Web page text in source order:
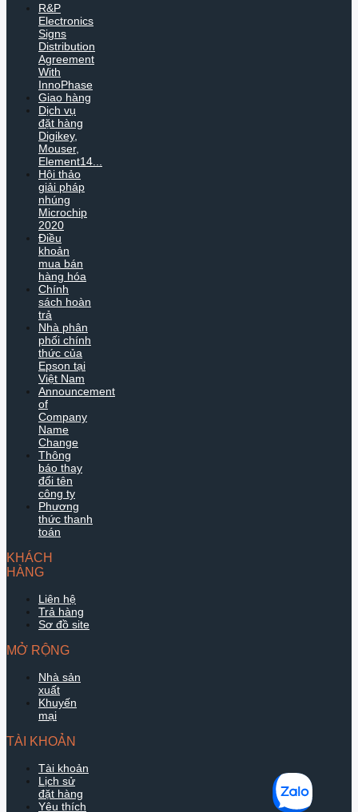
R&P
Electronics
Signs
Distribution
Agreement
With
InnoPhase
Giao hàng
Dịch vụ
đặt hàng
Digikey,
Mouser,
Element14...
Hội thảo
giải pháp
nhúng
Microchip
2020
Điều
khoản
mua bán
hàng hóa
Chính
sách hoàn
trả
Nhà phân
phối chính
thức của
Epson tại
Việt Nam
Announcement
of
Company
Name
Change
Thông
báo thay
đổi tên
công ty
Phương
thức thanh
toán
KHÁCH
HÀNG
Liên hệ
Trả hàng
Sơ đồ site
MỞ RỘNG
Nhà sản
xuất
Khuyến
mại
TÀI KHOẢN
Tài khoản
Lịch sử
đặt hàng
Yêu thích